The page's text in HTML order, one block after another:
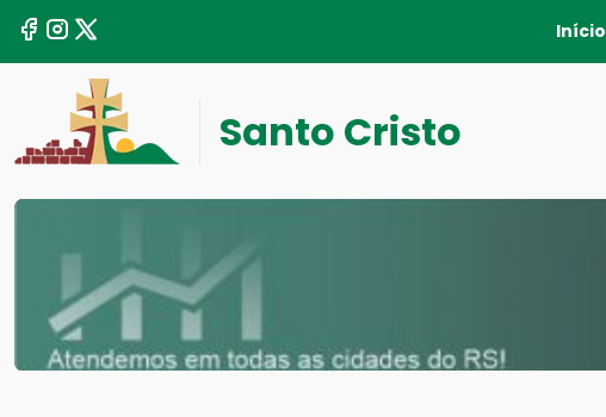
Início
Santo Cristo